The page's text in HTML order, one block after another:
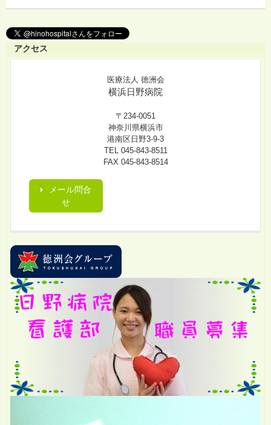
アクセス
医療法人 徳洲会
横浜日野病院
〒234-0051
神奈川県横浜市
港南区日野3-9-3
TEL 045-843-8511
FAX 045-843-8514
メール問合
せ